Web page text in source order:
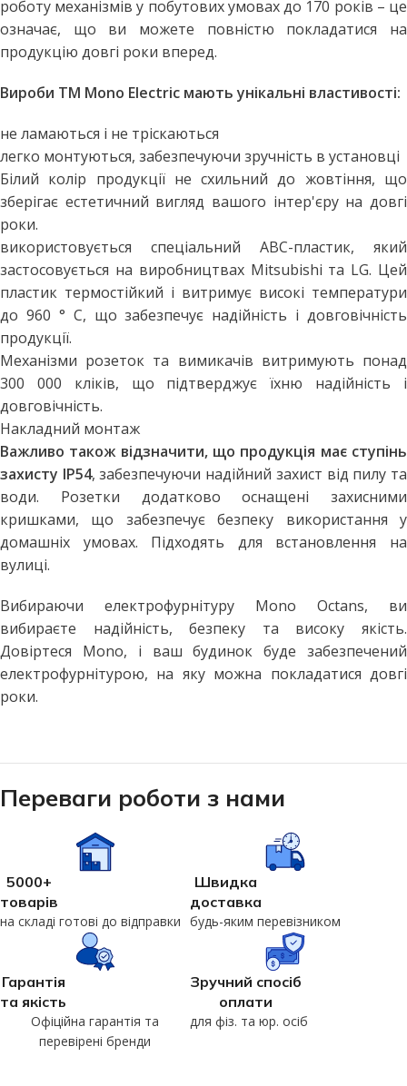
роботу механізмів у побутових умовах до 170 років – це
означає, що ви можете повністю покладатися на
продукцію довгі роки вперед.
Вироби TM Mono Electric мають унікальні властивості:
не ламаються і не тріскаються
легко монтуються, забезпечуючи зручність в установці
Білий колір продукції не схильний до жовтіння, що
зберігає естетичний вигляд вашого інтер'єру на довгі
роки.
використовується спеціальний АВС-пластик, який
застосовується на виробництвах Mitsubishi та LG. Цей
пластик термостійкий і витримує високі температури
до 960 ° C, що забезпечує надійність і довговічність
продукції.
Механізми розеток та вимикачів витримують понад
300 000 кліків, що підтверджує їхню надійність і
довговічність.
Накладний монтаж
Важливо також відзначити, що продукція має ступінь
захисту IP54, забезпечуючи надійний захист від пилу та
води. Розетки додатково оснащені захисними
кришками, що забезпечує безпеку використання у
домашніх умовах. Підходять для встановлення на
вулиці.
Вибираючи електрофурнітуру Mono Octans, ви
вибираєте надійність, безпеку та високу якість.
Довіртеся Mono, і ваш будинок буде забезпечений
електрофурнітурою, на яку можна покладатися довгі
роки.
Переваги роботи з нами
5000+
товарів
на складі готові до відправки
Швидка
доставка
будь-яким перевізником
Гарантія
та якість
Офіційна гарантія та
перевірені бренди
Зручний спосіб
оплати
для фіз. та юр. осіб